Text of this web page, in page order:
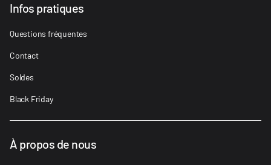
Infos pratiques
Questions fréquentes
Contact
Soldes
Black Friday
À propos de nous